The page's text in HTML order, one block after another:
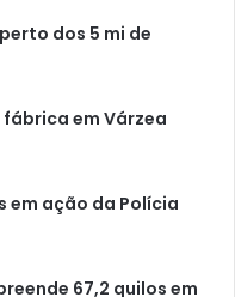
dos 5 mi de
em Várzea
em ação da Polícia
67,2 quilos em